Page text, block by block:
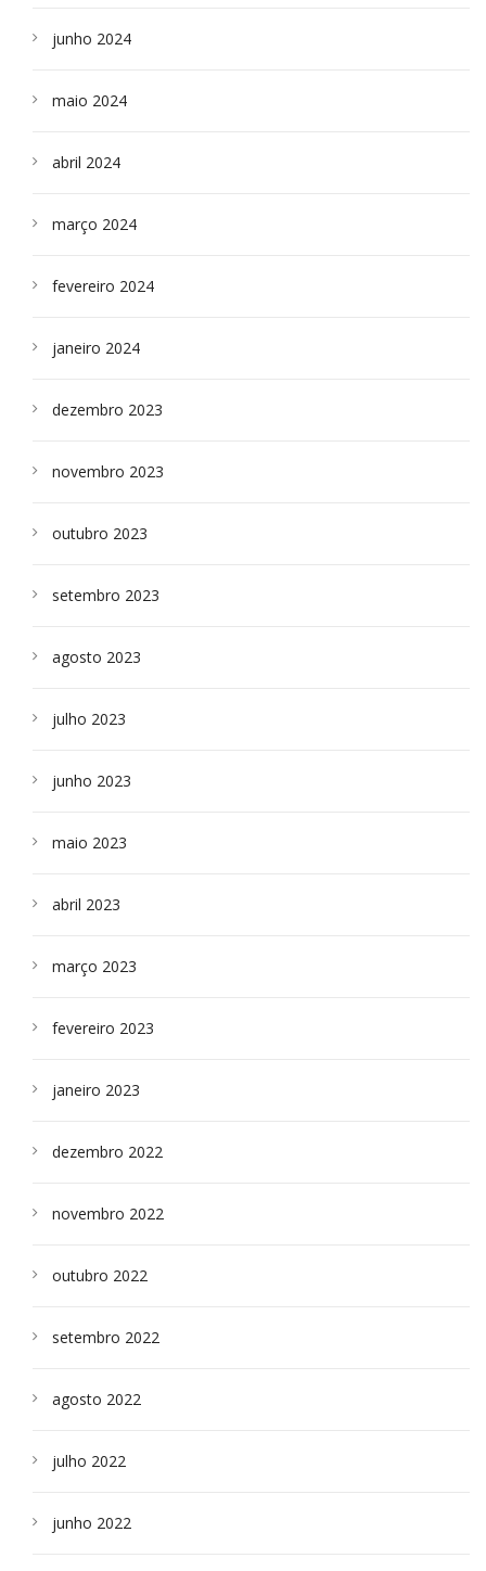
junho 2024
maio 2024
abril 2024
março 2024
fevereiro 2024
janeiro 2024
dezembro 2023
novembro 2023
outubro 2023
setembro 2023
agosto 2023
julho 2023
junho 2023
maio 2023
abril 2023
março 2023
fevereiro 2023
janeiro 2023
dezembro 2022
novembro 2022
outubro 2022
setembro 2022
agosto 2022
julho 2022
junho 2022